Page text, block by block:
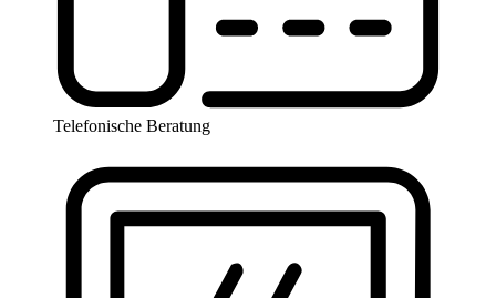
Telefonische Beratung